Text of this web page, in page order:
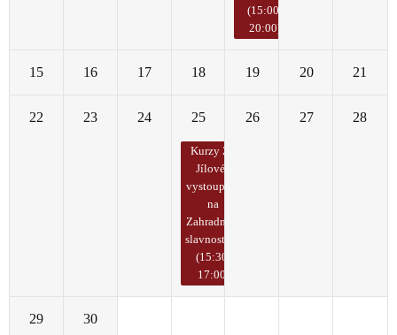
(15:00-
20:00)
15 16 17 18 19 20 21
22 23 24 25
Kurzy ZŠ
Jílové -
vystoupení
na
Zahradních
slavnostech
(15:30-
17:00)
26 27 28
29 30